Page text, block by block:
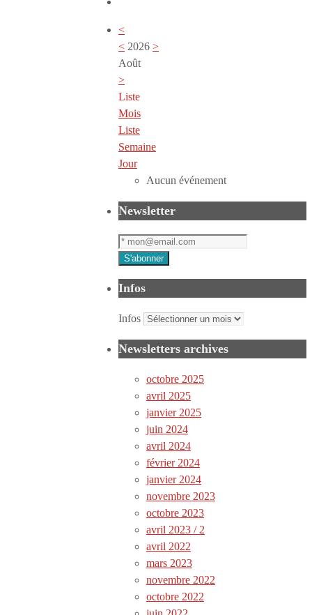
<
< 2026 >
Août
>
Liste
Mois
Liste
Semaine
Jour
Aucun événement
Newsletter
Infos
Infos
Newsletters archives
octobre 2025
avril 2025
janvier 2025
juin 2024
avril 2024
février 2024
janvier 2024
novembre 2023
octobre 2023
avril 2023 / 2
avril 2022
mars 2023
novembre 2022
octobre 2022